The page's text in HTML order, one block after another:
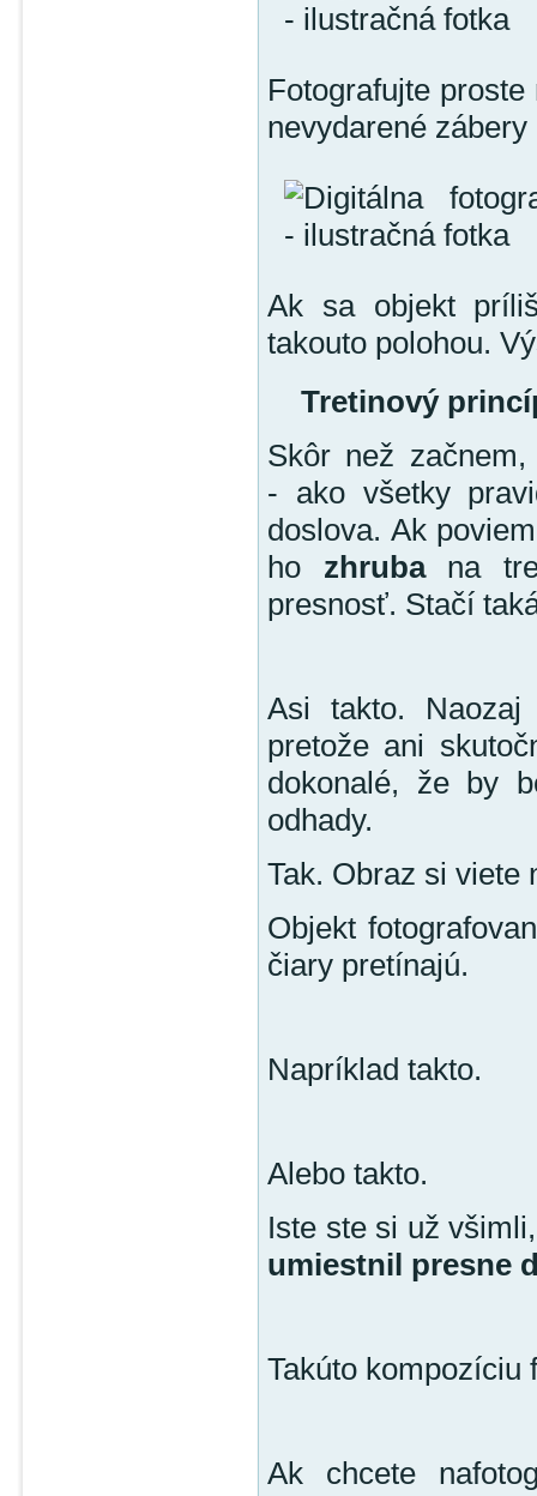
Fotografujte
nevydarené
Ak sa objekt
takouto polohou.
Tretinový
Skôr než
- ako všetky
doslova. Ak
ho zhrubana
presnosť. Stačí
Asi takto.
pretože ani
dokonalé, že by
odhady.
Tak. Obraz si viete
Objekt
čiary pretínajú.
Napríklad takto.
Alebo takto.
Iste ste si už
umiestnil presne
Takúto kompozíciu
Ak chcete